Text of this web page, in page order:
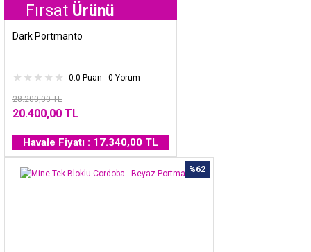
Ürünü
Dark Portmanto
0.0 Puan - 0 Yorum
28.200,00 TL
20.400,00 TL
Havale Fiyatı : 17.340,00 TL
%62